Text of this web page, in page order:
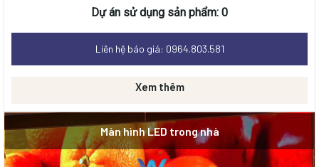
5 sao
Dự án sử dụng sản phẩm: 0
Liên hệ báo giá: 0964.803.581
Xem thêm
Màn hình LED trong nhà